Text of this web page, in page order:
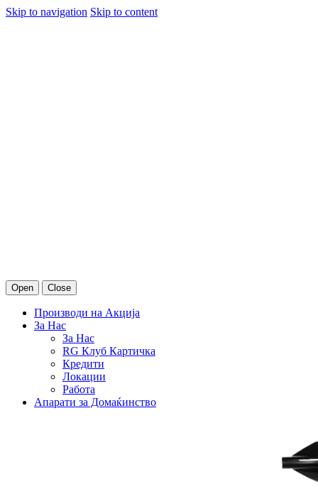
Skip to navigation Skip to content
Open Close
Производи на Акција
За Нас
За Нас
RG Клуб Картичка
Кредити
Локации
Работа
Апарати за Домаќинство